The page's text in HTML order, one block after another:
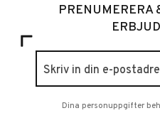
PRENUMERERA
Dina personuppgifter